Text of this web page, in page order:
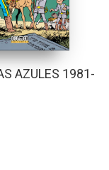
AZULES 1981-